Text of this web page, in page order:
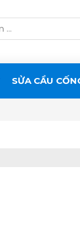
SỬA CẦU